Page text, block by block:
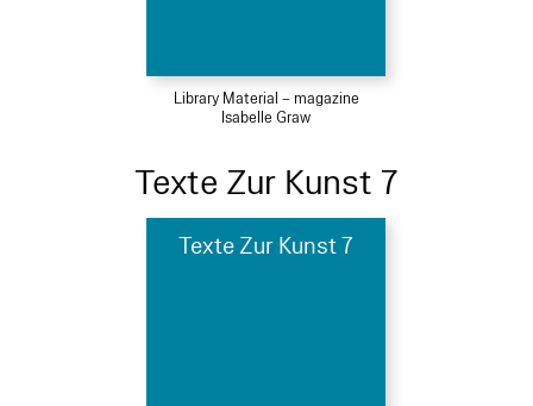
Library Material – magazine
Isabelle Graw
Texte Zur Kunst 7
Texte Zur Kunst 7